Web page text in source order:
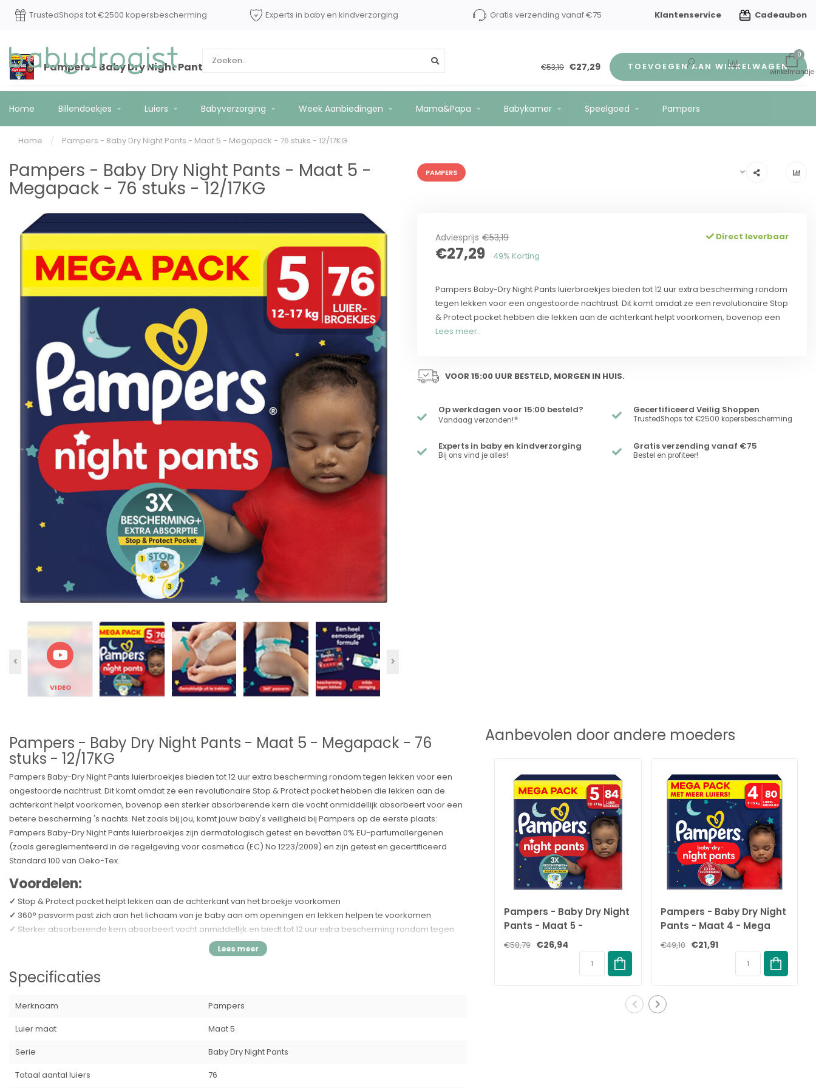
TrustedShops tot €2500 kopersbescherming Experts in baby en kindverzorging Gratis verzending vanaf €75 Klantenservice Cadeaubon
0
Home Billendoekjes Luiers Babyverzorging Week Aanbiedingen Mama&Papa Babykamer Speelgoed Pampers
Home / Pampers - Baby Dry Night Pants - Maat 5 - Megapack - 76 stuks - 12/17KG
Pampers - Baby Dry Night Pants - Maat 5 - Megapack - 76 stuks - 12/17KG €53,19 €27,29 TOEVOEGEN AAN WINKELWAGEN
Pampers - Baby Dry Night Pants - Maat 5 -
Megapack - 76 stuks - 12/17KG
PAMPERS
VIDEO
Adviesprijs €53,19
€27,29 49% Korting
Direct leverbaar
Pampers Baby-Dry Night Pants luierbroekjes bieden tot 12 uur extra bescherming rondom
tegen lekken voor een ongestoorde nachtrust. Dit komt omdat ze een revolutionaire Stop
& Protect pocket hebben die lekken aan de achterkant helpt voorkomen, bovenop een
Lees meer..
VOOR 15:00 UUR BESTELD, MORGEN IN HUIS.
Op werkdagen voor 15:00 besteld?
Vandaag verzonden!*
Gecertificeerd Veilig Shoppen
TrustedShops tot €2500 kopersbescherming
Experts in baby en kindverzorging
Bij ons vind je alles!
Gratis verzending vanaf €75
Bestel en profiteer!
Pampers - Baby Dry Night Pants - Maat 5 - Megapack - 76
stuks - 12/17KG
Pampers Baby-Dry Night Pants luierbroekjes bieden tot 12 uur extra bescherming rondom tegen lekken voor een
ongestoorde nachtrust. Dit komt omdat ze een revolutionaire Stop & Protect pocket hebben die lekken aan de
achterkant helpt voorkomen, bovenop een sterker absorberende kern die vocht onmiddellijk absorbeert voor een
betere bescherming 's nachts. Net zoals bij jou, komt jouw baby's veiligheid bij Pampers op de eerste plaats:
Pampers Baby-Dry Night Pants luierbroekjes zijn dermatologisch getest en bevatten 0% EU-parfumallergenen
(zoals gereglementeerd in de regelgeving voor cosmetica (EC) No 1223/2009) en zijn getest en gecertificeerd
Standard 100 van Oeko-Tex.
Voordelen:
✓ Stop & Protect pocket helpt lekken aan de achterkant van het broekje voorkomen
✓ 360° pasvorm past zich aan het lichaam van je baby aan om openingen en lekken helpen te voorkomen
✓ Sterker absorberende kern absorbeert vocht onmiddellijk en biedt tot 12 uur extra bescherming rondom tegen
Beschermrandjes helpen lekken rond de beentjes voorkomen
✓ De urine-indicator geeft aan wanneer je het luierbroekje zou kunnen verschonen
✓ Eenvoudig aan: Trek het broekje omhoog om aan te doen
Specificatie's:
Specificaties
Merknaam
Pampers
Luier maat
Maat 5
Serie
Baby Dry Night Pants
Totaal aantal luiers
76
Aanbevolen door andere moeders
Pampers - Baby Dry Night
Pants - Maat 5 -
Megapack - 84 stuks -
€58,79 €26,94
Pampers - Baby Dry Night
Pants - Maat 4 - Mega
Pack - 80 stuks - 9/15 KG
€49,10 €21,91